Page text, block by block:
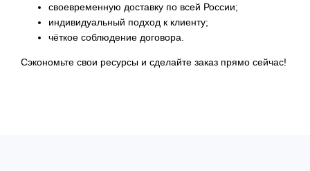
своевременную доставку по всей России;
индивидуальный подход к клиенту;
чёткое соблюдение договора.
Сэкономьте свои ресурсы и сделайте заказ прямо сейчас!